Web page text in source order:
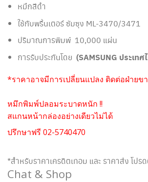
หมึกสีดำ
ใช้กับพริ้นเตอร์ ซัมซุง ML-3470/3471
ปริมาณการพิมพ์ 10,000 แผ่น
การรับประกันโดย (SAMSUNG ประเทศ
*ราคาอาจมีการเปลี่ยนแปลง ติดต่อฝ่ายข
หมึกพิมพ์ปลอมระบาดหนัก !!
สแกนหน้ากล่องอย่างเดียวไม่ได้
ปรึกษาฟรี 02-5740470
*สำหรับราคาเครดิตเทอม และ ราคาส่ง โปร
Chat & Shop